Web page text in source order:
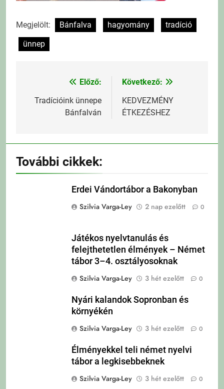
Megjelölt: Bánfalva hagyomány
tradíció
ünnep
Bejegyzés
navigáció
Előző:
Tradícióink ünnepe
Bánfalván
Következő:
KEDVEZMÉNY
ÉTKEZÉSHEZ
További cikkek:
Erdei Vándortábor a Bakonyban
Szilvia Varga-Ley
2 nap ezelőtt 0
Játékos nyelvtanulás és
felejthetetlen élmények – Német
tábor 3–4. osztályosoknak
Szilvia Varga-Ley
3 hét ezelőtt 0
Nyári kalandok Sopronban és
környékén
Szilvia Varga-Ley
3 hét ezelőtt 0
Élményekkel teli német nyelvi
tábor a legkisebbeknek
Szilvia Varga-Ley
3 hét ezelőtt 0